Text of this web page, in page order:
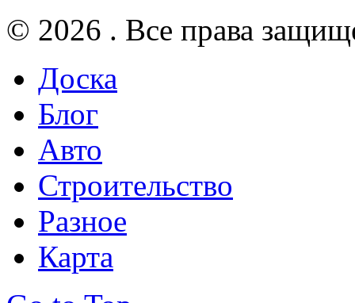
© 2026 . Все права
Доска
Блог
Авто
Строительство
Разное
Карта